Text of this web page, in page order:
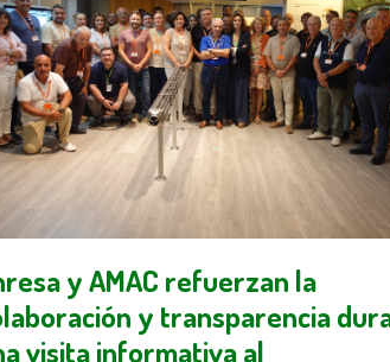
y AMAC refuerzan la
y transparencia
visita informativa al